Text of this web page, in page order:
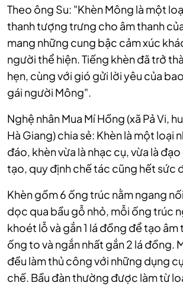
Theo ông Su: "Khèn Mông là một
thanh tượng trưng cho âm thanh
mang những cung bậc cảm xúc
người thể hiện. Tiếng khèn đã trở
hẹn, cùng với gió gửi lời yêu của
gái người Mông".
Nghệ nhân Mua Mí Hồng (xã Pả Vi,
Hà Giang) chia sẻ: Khèn là một loại
đáo, khèn vừa là nhạc cụ, vừa là
tạo, quy định chế tác cũng hết sức
Khèn gồm 6 ống trúc nằm ngang
dọc qua bầu gỗ nhỏ, mỗi ống trúc
khoét lỗ và gắn 1 lá đồng để tạo âm
ống to và ngắn nhất gắn 2 lá đồng.
đều làm thủ công với những dụng
chế. Bầu đàn thường được làm từ